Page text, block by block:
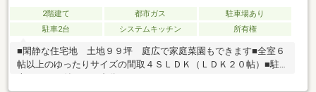
2階建て 都市ガス
駐車場あり
駐車2台
システムキッチン 所有権
■閑静な住宅地 土地９９坪 庭広で家庭菜園もできます■全室６
帖以上のゆったりサイズの間取４ＳＬＤＫ（ＬＤＫ２０帖）■駐